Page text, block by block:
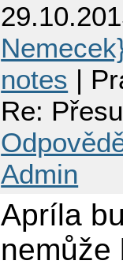
notes |
Re:
Admin
Apríla
nemůže